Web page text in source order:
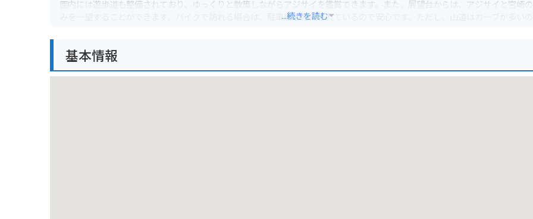
園内には遊歩道も整備されており、ゆっくりと散策しながらアジサイを鑑賞できます。また、展望台からは、アジサイと宮崎
みを一望することができます。バイクで訪れる場合は、駐車場も完備されているので安心です。ただし、山道はカーブが多いの
あじさい公園は、宮崎県で人気の観光スポットの一つです。開花時期には多くの人が訪れるので、時間に余裕を持って訪れるこ
...続きを読む
基本情報